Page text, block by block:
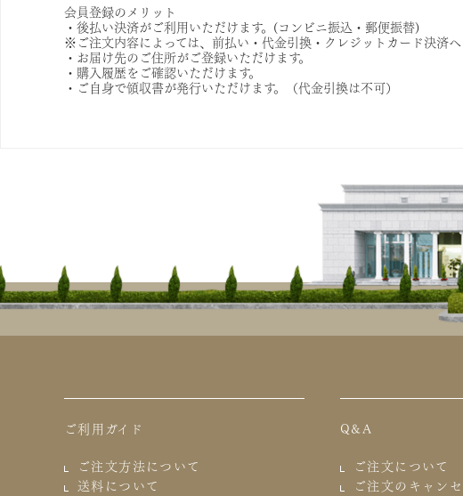
会員登録のメリット
・後払い決済がご利用いただけます。(コンビニ振込・郵便振替)
※ご注文内容によっては、前払い・代金引換・クレジットカード決済へ
・お届け先のご住所がご登録いただけます。
・購入履歴をご確認いただけます。
・ご自身で領収書が発行いただけます。（代金引換は不可）
ご利用ガイド
ご注文方法について
送料について
Q&A
ご注文について
ご注文のキャン